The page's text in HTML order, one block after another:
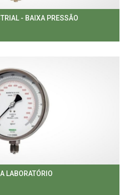
- BAIXA PRESSÃO
LABORATÓRIO